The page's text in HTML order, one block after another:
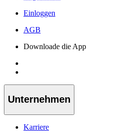
Einloggen
AGB
Downloade die App
Unternehmen
Karriere